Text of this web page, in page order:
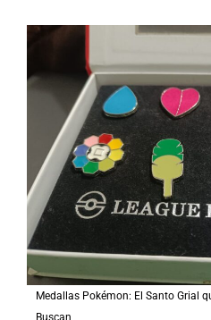
Medallas Pokémon: El Santo Grial